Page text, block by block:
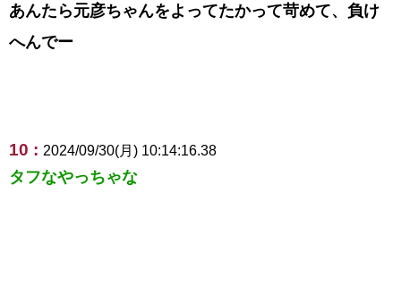
あんたら元彦ちゃんをよってたかって苛めて、負け
へんでー
10 : 2024/09/30(月) 10:14:16.38
タフなやっちゃな